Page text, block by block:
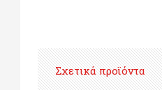
Σχετικά προϊόντα